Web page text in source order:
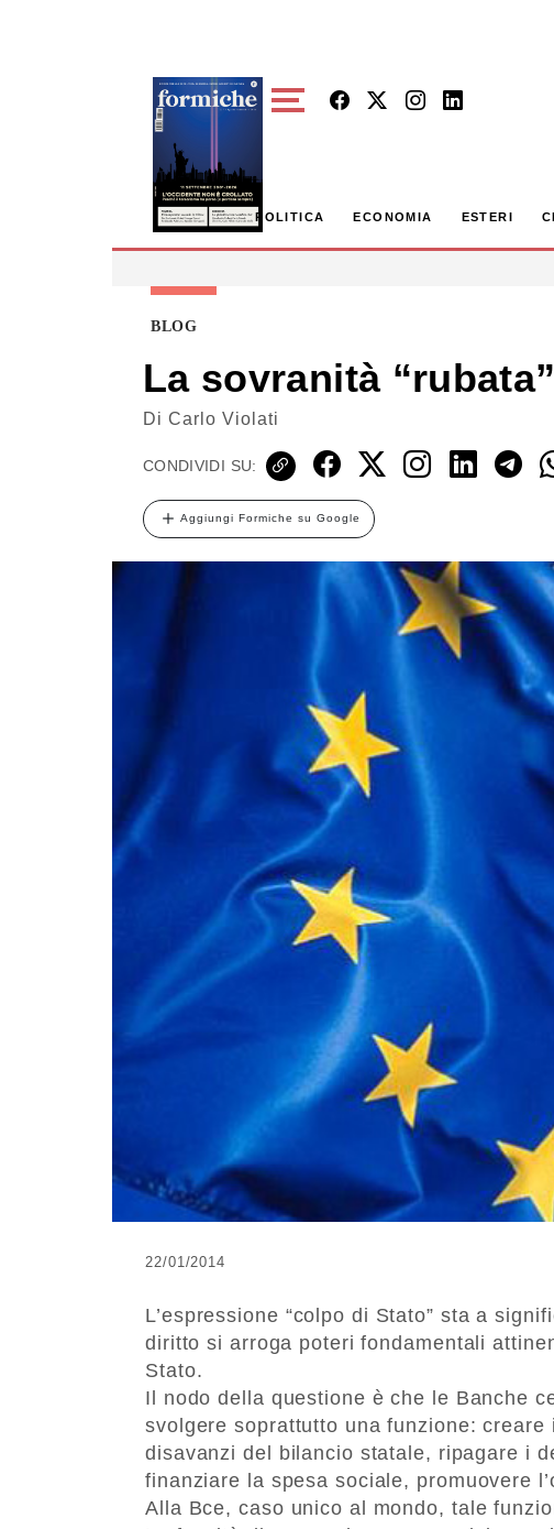
POLITICA ECONOMIA ESTERI
BLOG
La sovranità
Di Carlo Violati
CONDIVIDI SU:
Aggiungi Formiche su Google
22/01/2014
L’espressione “colpo di Stato” sta a
diritto si arroga poteri fondamentali
Stato.
Il nodo della questione è che le Banche
svolgere soprattutto una funzione:
disavanzi del bilancio statale, ripagare i
finanziare la spesa sociale, promuovere
Alla Bce, caso unico al mondo, tale